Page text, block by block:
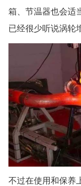
箱、节温器也会适
已经很少听说涡轮
不过在使用和保养